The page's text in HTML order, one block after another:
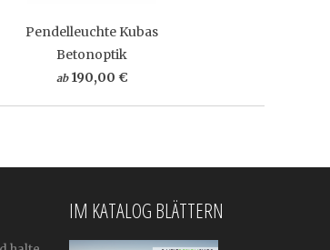
Pendelleuchte Kubas
Betonoptik
ab 190,00 €
IM KATALOG BLÄTTERN